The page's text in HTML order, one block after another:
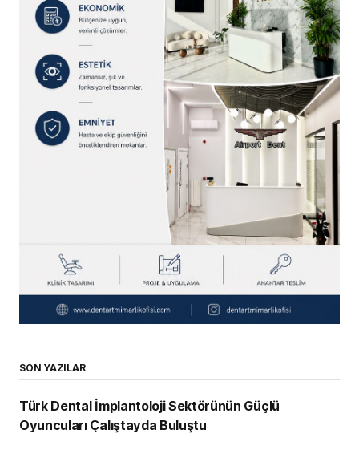
SON YAZILAR
Türk Dental İmplantoloji Sektörünün Güçlü
Oyuncuları Çalıştayda Buluştu